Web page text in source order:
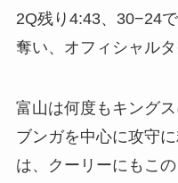
2Q残り4:43、30−24
奪い、オフィシャルタ
富山は何度もキング
ブンガを中心に攻守
は、クーリーにもこ